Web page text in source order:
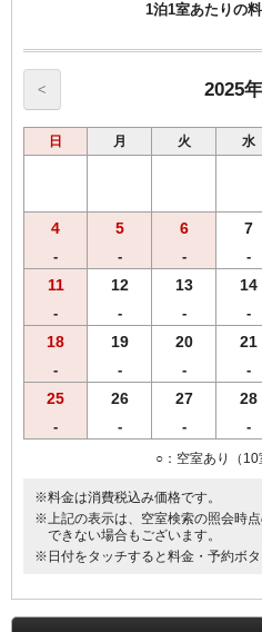
■Wi-Fi接続・有線LAN接続のインタ
ンデマンド）映像
■お近くにコンビニエンスストア、
1泊1室あたりの
< 2025
日 月 火 水
4
-
5
-
6
-
7
-
11
-
12
-
13
-
14
-
18
-
19
-
20
-
21
-
25
-
26
-
27
-
28
-
○：空室あり（
※料金は消費税込み価格です。
※上記の表示は、空室検索の照会時
できない場合もございます。
※日付をタッチすると料金・予約ボタ